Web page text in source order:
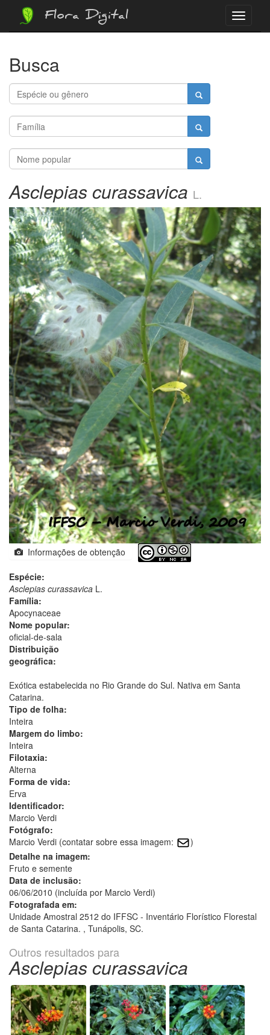
Menu
Flora Digital
Busca
Asclepias curassavica L.
Informações de obtenção
Espécie:
Asclepias curassavica L.
Família:
Apocynaceae
Nome popular:
oficial-de-sala
Distribuição
geográfica:
Exótica estabelecida no Rio Grande do Sul. Nativa em Santa
Catarina.
Tipo de folha:
Inteira
Margem do limbo:
Inteira
Filotaxia:
Alterna
Forma de vida:
Erva
Identificador:
Marcio Verdi
Fotógrafo:
Marcio Verdi (contatar sobre essa imagem:
)
Detalhe na imagem:
Fruto e semente
Data de inclusão:
06/06/2010 (incluída por Marcio Verdi)
Fotografada em:
Unidade Amostral 2512 do IFFSC - Inventário Florístico Florestal
de Santa Catarina. , Tunápolis, SC.
Outros resultados para
Asclepias curassavica